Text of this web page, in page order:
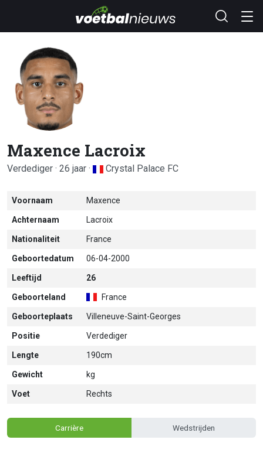
Maxence Lacroix
Verdediger · 26 jaar · Crystal Palace FC
Voornaam Maxence
Achternaam Lacroix
Nationaliteit France
Geboortedatum 06-04-2000
Leeftijd 26
Geboorteland France
Geboorteplaats Villeneuve-Saint-Georges
Positie Verdediger
Lengte 190cm
Gewicht kg
Voet Rechts
Carrière Wedstrijden